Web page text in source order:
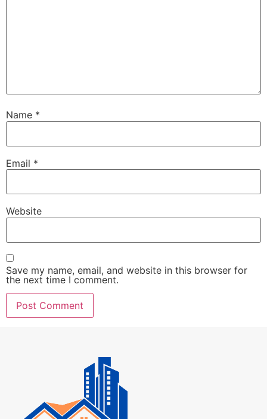
Name *
Email *
Website
Save my name, email, and website in this browser for
the next time I comment.